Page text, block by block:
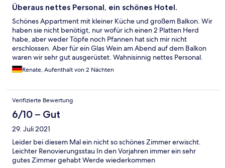
Überaus nettes Personal, ein schönes Hotel.
Schönes Appartment mit kleiner Küche und großem Balkon. Wir
haben sie nicht benötigt, nur wofür ich einen 2 Platten Herd
habe, aber weder Töpfe noch Pfannen hat sich mir nicht
erschlossen. Aber für ein Glas Wein am Abend auf dem Balkon
waren wir sehr gut ausgerüstet. Wahnisinnig nettes Personal.
Wir hatten einen rundrum super schönen Aufenthalt
Renate, Aufenthalt von 2 Nächten
Verifizierte Bewertung
6/10 – Gut
29. Juli 2021
Leider bei diesem Mal ein nicht so schönes Zimmer erwischt.
Leichter Renovierungsstau In den Vorjahren immer ein sehr
gutes Zimmer gehabt Werde wiederkommen